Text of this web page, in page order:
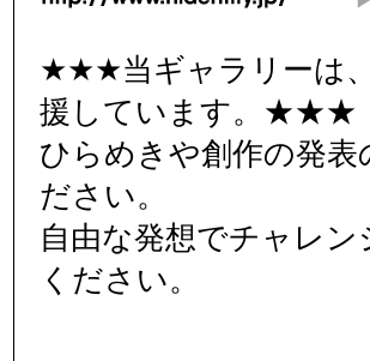
★★★当ギャラリーは
援しています。★★★
ひらめきや創作の発
ださい。
自由な発想でチャレ
ください。